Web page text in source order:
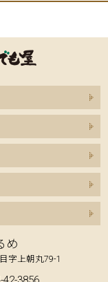
め
字上朝丸79-1